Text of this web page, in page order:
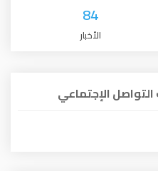
84
الأخبار
الإجتماعي